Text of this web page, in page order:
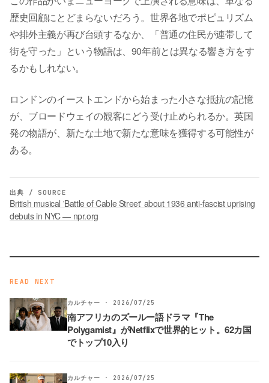
歴史回顧にとどまらないだろう。世界各地でポピュリズム
や排外主義が再び台頭するなか、「普通の住民が連帯して
街を守った」という物語は、90年前とは異なる響き方をす
るかもしれない。
ロンドンのイーストエンドから始まった小さな抵抗の記憶
が、ブロードウェイの観客にどう受け止められるか。英国
発の物語が、新たな土地で新たな意味を獲得する可能性が
ある。
出典 / SOURCE
British musical 'Battle of Cable Street' about 1936 anti-fascist uprising
debuts in NYC — npr.org
READ NEXT
カルチャー · 2026/07/25
南アフリカのズールー語ドラマ『The
Polygamist』がNetflixで世界的ヒット。62カ国
でトップ10入り
カルチャー · 2026/07/25